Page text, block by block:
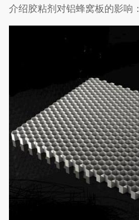
介绍胶粘剂对铝蜂窝板的影响：